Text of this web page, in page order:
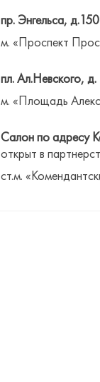
пр. Энгельса,
м. «Проспект
пл. Ал.Невского, д.
м. «Площадь
Салон по адресу
открыт в
ст.м.